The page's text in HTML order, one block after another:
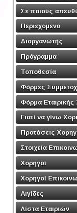
Σε ποιούς
Περιεχόμενο
Διοργανωτής
Πρόγραμμα
Τοποθεσία
Φόρμες
Φόρμα Εταιρικής
Γιατί να γίνω
Προτάσεις
Στοιχεία
Χορηγοί
Χορηγοί
Αιγίδες
Λίστα Εταιριών